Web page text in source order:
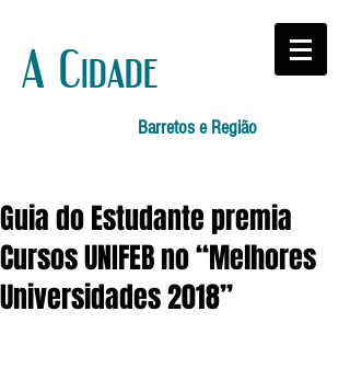
A Cidade
Barretos e Região
Guia do Estudante premia
Cursos UNIFEB no “Melhores
Universidades 2018”